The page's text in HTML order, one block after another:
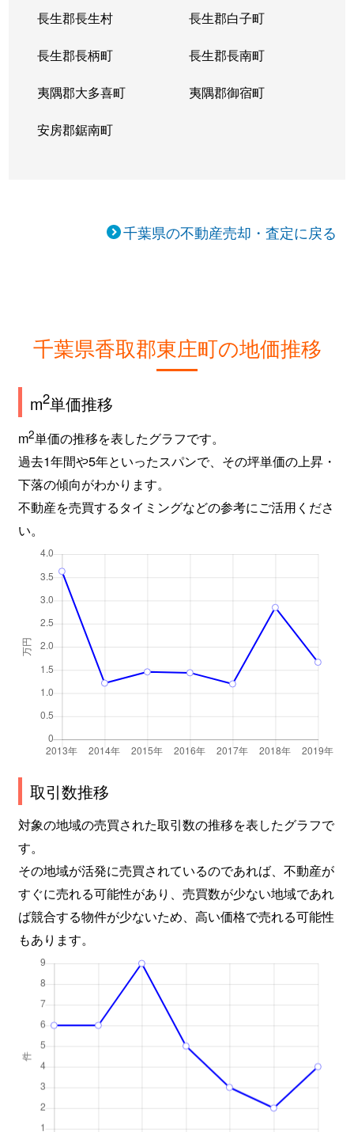
長生郡長生村 長生郡白子町
長生郡長柄町 長生郡長南町
夷隅郡大多喜町 夷隅郡御宿町
安房郡鋸南町
千葉県の不動産売却・査定に戻る
千葉県香取郡東庄町の地価推移
m2単価推移
m2単価の推移を表したグラフです。
過去1年間や5年といったスパンで、その坪単価の上昇・
下落の傾向がわかります。
不動産を売買するタイミングなどの参考にご活用くださ
い。
取引数推移
対象の地域の売買された取引数の推移を表したグラフで
す。
その地域が活発に売買されているのであれば、不動産が
すぐに売れる可能性があり、売買数が少ない地域であれ
ば競合する物件が少ないため、高い価格で売れる可能性
もあります。